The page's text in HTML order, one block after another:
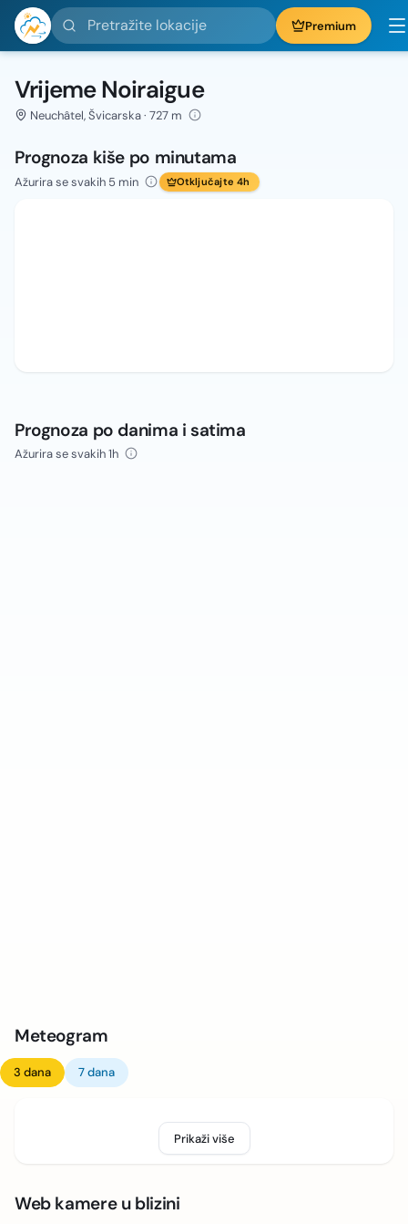
Pretražite lokacije Premium
Vrijeme Noiraigue
Neuchâtel, Švicarska · 727 m
Prognoza kiše po minutama
Ažurira se svakih 5 min Otključajte 4h
Prognoza po danima i satima
Ažurira se svakih 1h
Meteogram
3 dana 7 dana
Prikaži više
Web kamere u blizini